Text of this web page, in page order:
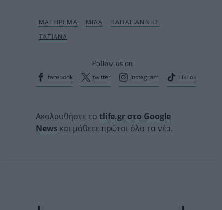
Follow us on
facebook
twitter Instagram TikTok
Ακολουθήστε το tlife.gr στο Google
News και μάθετε πρώτοι όλα τα νέα.